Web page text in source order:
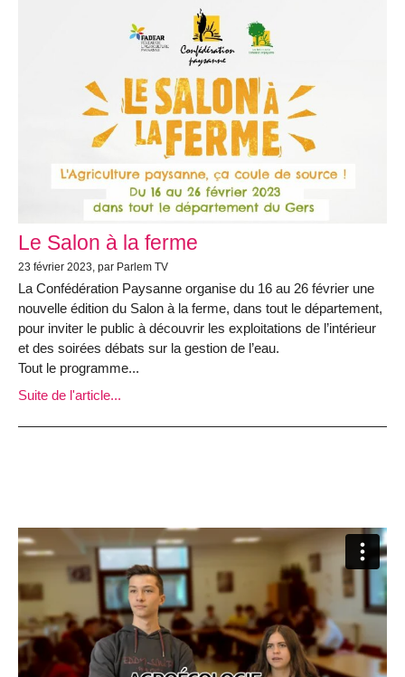
Le Salon à la ferme
23 février 2023, par Parlem TV
La Confédération Paysanne organise du 16 au 26 février une
nouvelle édition du Salon à la ferme, dans tout le département,
pour inviter le public à découvrir les exploitations de l’intérieur
et des soirées débats sur la gestion de l’eau.
Tout le programme...
Suite de l'article...